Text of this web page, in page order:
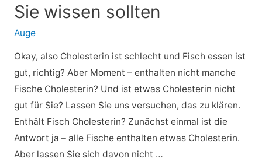
Wirbelsäule:
Verfahren
und
Risiken
Sie wissen sollten
Auge
Okay, also Cholesterin ist schlecht und Fisch essen ist
gut, richtig? Aber Moment – enthalten nicht manche
Fische Cholesterin? Und ist etwas Cholesterin nicht
gut für Sie? Lassen Sie uns versuchen, das zu klären.
Enthält Fisch Cholesterin? Zunächst einmal ist die
Antwort ja – alle Fische enthalten etwas Cholesterin.
Aber lassen Sie sich davon nicht …